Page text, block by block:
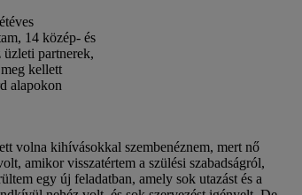
14 közép- és
partnerek,
kellett
alapokon
volna kihívásokkal szembenéznem, mert nő
amikor visszatértem a szülési szabadságról,
egy új feladatban, amely sok utazást és a